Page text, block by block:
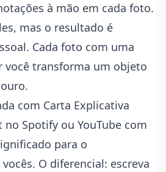
à mão em cada foto.
mas o resultado é
Cada foto com uma
você transforma um objeto
com Carta Explicativa
Spotify ou YouTube com
para o
O diferencial: escreva